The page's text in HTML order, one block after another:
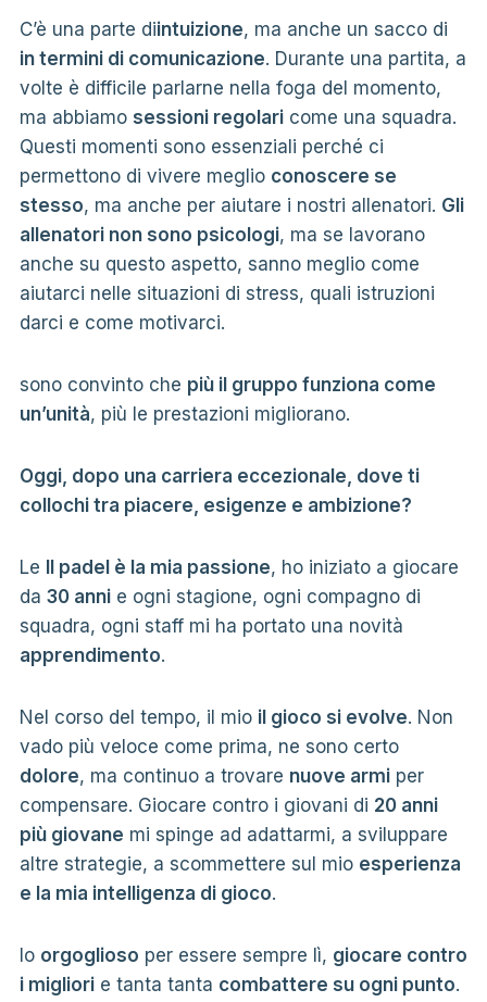
C’è una parte diintuizione, ma anche un sacco di
in termini di comunicazione. Durante una partita, a
volte è difficile parlarne nella foga del momento,
ma abbiamo sessioni regolaricome una squadra.
Questi momenti sono essenziali perché ci
permettono di vivere meglio conoscere se
stesso, ma anche per aiutare i nostri allenatori. Gli
allenatori non sono psicologi, ma se lavorano
anche su questo aspetto, sanno meglio come
aiutarci nelle situazioni di stress, quali istruzioni
darci e come motivarci.
sono convinto che più il gruppo funziona come
un’unità, più le prestazioni migliorano.
Oggi, dopo una carriera eccezionale, dove ti
collochi tra piacere, esigenze e ambizione?
Le Il padel è la mia passione, ho iniziato a giocare
da 30 annie ogni stagione, ogni compagno di
squadra, ogni staff mi ha portato una novità
apprendimento.
Nel corso del tempo, il mio il gioco si evolve. Non
vado più veloce come prima, ne sono certo
dolore, ma continuo a trovare nuove armiper
compensare. Giocare contro i giovani di 20 anni
più giovane mi spinge ad adattarmi, a sviluppare
altre strategie, a scommettere sul mio esperienza
e la mia intelligenza di gioco.
Io orgoglioso per essere sempre lì, giocare contro
i migliorie tanta tanta combattere su ogni punto.